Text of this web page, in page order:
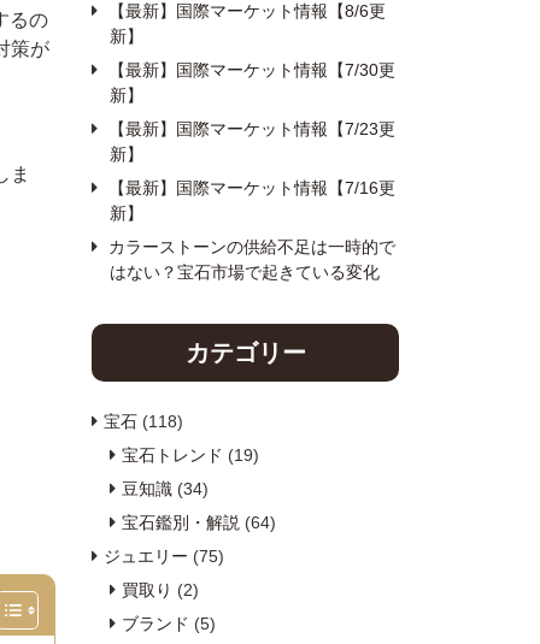
るの
策が
ま
【最新】国際マーケット情報【8/6更
新】
【最新】国際マーケット情報【7/30更
新】
【最新】国際マーケット情報【7/23更
新】
【最新】国際マーケット情報【7/16更
新】
カラーストーンの供給不足は一時的で
はない？宝石市場で起きている変化
カテゴリー
宝石 (118)
宝石トレンド (19)
豆知識 (34)
宝石鑑別・解説 (64)
ジュエリー (75)
買取り (2)
ブランド (5)